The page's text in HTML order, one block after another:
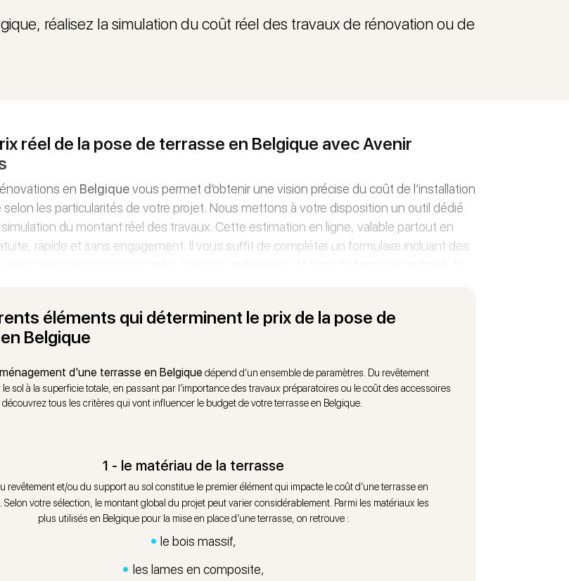
réalisez la simulation du coût réel des travaux de rénovation ou de
réel de la pose de terrasse en Belgique avec Avenir
en Belgiquevous permet d’obtenir une vision précise du coût de l’installation
selon les particularités de votre projet. Nous mettons à votre disposition un outil dédié
du montant réel des travaux. Cette estimation en ligne, valable partout en
rapide et sans engagement. Il vous suffit de compléter un formulaire incluant des
pour le revêtement, etc.
fixer un rendez-vous avec l’un de nos spécialistes en pose de terrasse en
inspection de votre habitation. Après analyse, notre Manager Travaux pourra vous
etc. À l’issue de cette étape, vous recevrez un devis personnalisé et détaillé pour vos
Belgique. Chez Avenir Rénovations, nous vous offrons également un
complet du lancement jusqu’à la finalisation du chantier.
de l’ensemble des interventions. Ce professionnel pilotera également la gestion
estimez le prix de la pose de votre terrasse en
Belgiqueavec Avenir Rénovations et
projet.
éléments qui déterminent le prix de la pose de
Belgique
d’une terrasse en Belgique dépend d’un ensemble de paramètres. Du revêtement
sol à la superficie totale, en passant par l’importance des travaux préparatoires ou le coût des accessoires
tous les critères qui vont influencer le budget de votre terrasse en Belgique.
1 - le matériau de la terrasse
revêtement et/ou du support au sol constitue le premier élément qui impacte le coût d’une terrasse en
. Selon votre sélection, le montant global du projet peut varier considérablement. Parmi les matériaux les
plus utilisés en Belgique pour la mise en place d’une terrasse, on retrouve :
le bois massif,
les lames en composite,